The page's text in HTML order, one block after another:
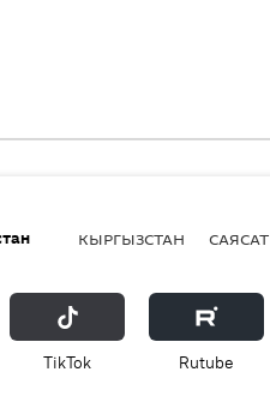
КЫРГЫЗСТАН САЯСАТ
ТikТоk Rutube